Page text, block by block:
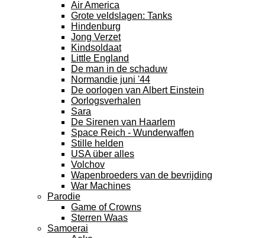
Air America
Grote veldslagen: Tanks
Hindenburg
Jong Verzet
Kindsoldaat
Little England
De man in de schaduw
Normandie juni '44
De oorlogen van Albert Einstein
Oorlogsverhalen
Sara
De Sirenen van Haarlem
Space Reich - Wunderwaffen
Stille helden
USA über alles
Volchov
Wapenbroeders van de bevrijding
War Machines
Parodie
Game of Crowns
Sterren Waas
Samoerai